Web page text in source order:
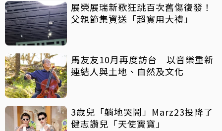
展榮展瑞新歌狂跳百次舊傷復發！
父親節集資送「超實用大禮」
馬友友10月再度訪台 以音樂重新
連結人與土地、自然及文化
3歲兒「躺地哭鬧」Marz23投降了
健志讚兒「天使寶寶」